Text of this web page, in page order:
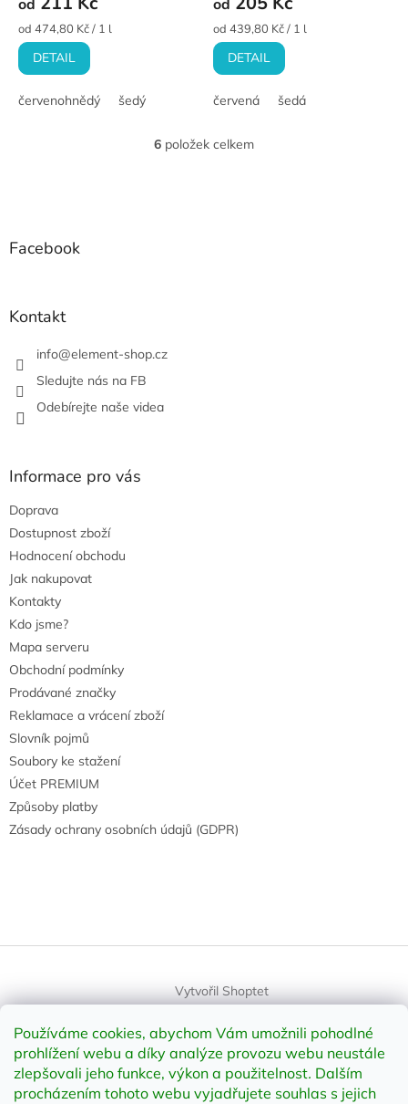
Používáme cookies, abychom Vám umožnili pohodlné
prohlížení webu a díky analýze provozu webu neustále
zlepšovali jeho funkce, výkon a použitelnost. Dalším
procházením tohoto webu vyjadřujete souhlas s jejich
od
Měrná
cena:
od 474,80 Kč / 1 l
DETAIL
červenohnědý šedý
od
Měrná
cena:
od 439,80 Kč / 1 l
DETAIL
červená šedá
O
6 položek celkem
Facebook
Kontakt
info@element-shop.cz
Sledujte nás na FB
Odebírejte naše videa
Informace pro vás
Doprava
Dostupnost zboží
Hodnocení obchodu
Jak nakupovat
Kontakty
Kdo jsme?
Mapa serveru
Obchodní podmínky
Prodávané značky
Reklamace a vrácení zboží
Slovník pojmů
Soubory ke stažení
Účet PREMIUM
Způsoby platby
Zásady ochrany osobních údajů (GDPR)
Vytvořil Shoptet
Copyright 2026 element-shop.cz
. Všechna práva vyhrazena.
Upravit nastavení cookies